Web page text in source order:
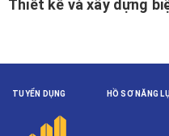
Thiết kế và xây dựng
TUYỂN DỤNG HỒ SƠ NĂNG